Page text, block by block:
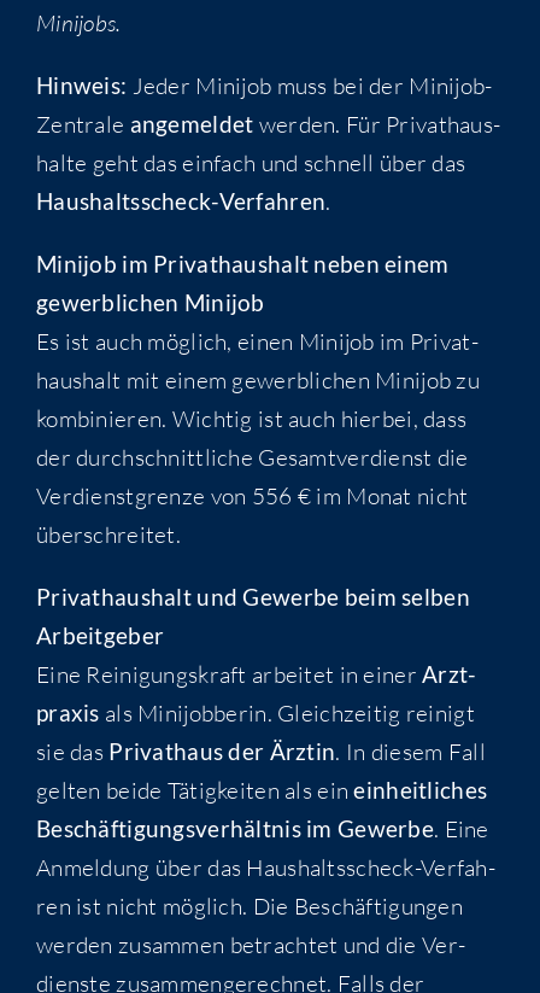
Minijobs.
Hin­weis: Jeder Mini­job muss bei der Mini­job-
Zen­tra­le ange­mel­det wer­den. Für Pri­vat­haus­
hal­te geht das ein­fach und schnell über das
Haus­halts­scheck-Ver­fah­ren.
Mini­job im Pri­vat­haus­halt neben einem
gewerb­li­chen Minijob
Es ist auch mög­lich, einen Mini­job im Pri­vat­
haus­halt mit einem gewerb­li­chen Mini­job zu
kom­bi­nie­ren. Wich­tig ist auch hier­bei, dass
der durch­schnitt­li­che Gesamt­ver­dienst die
Ver­dienst­gren­ze von 556 € im Monat nicht
überschreitet.
Pri­vat­haus­halt und Gewer­be beim sel­ben
Arbeitgeber
Eine Rei­ni­gungs­kraft arbei­tet in einerArzt­
pra­xis als Mini­job­be­rin. Gleich­zei­tig rei­nigt
sie das Pri­vat­haus der Ärz­tin. In die­sem Fall
gel­ten bei­de Tätig­kei­ten als einein­heit­li­ches
Beschäf­ti­gungs­ver­hält­nis im Gewer­be. Eine
Anmel­dung über das Haus­halts­scheck-Ver­fah­
ren ist nicht mög­lich. Die Beschäf­ti­gun­gen
wer­den zusam­men betrach­tet und die Ver­
diens­te zusam­men­ge­rech­net. Falls der